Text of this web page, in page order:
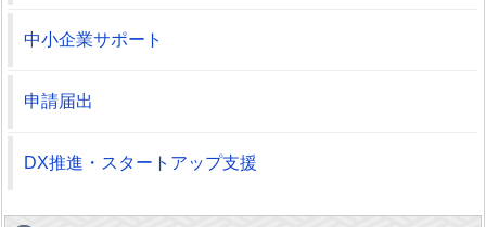
中小企業サポート
申請届出
DX推進・スタートアップ支援